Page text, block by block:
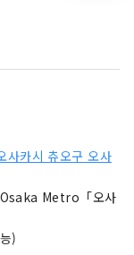
카시 츄오구 오사
Metro「오사
)